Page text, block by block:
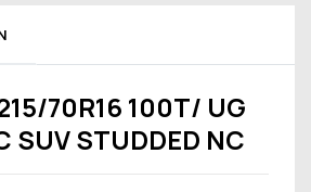
70R16 100T/ UG
SUV STUDDED NC